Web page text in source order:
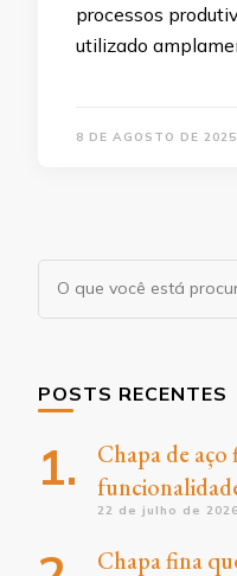
processos
utilizado
8 DE AGOSTO DE 2025
Procurando
algo?
POSTS RECENTES
Chapa de
22 de julho de 2026
Chapa fina